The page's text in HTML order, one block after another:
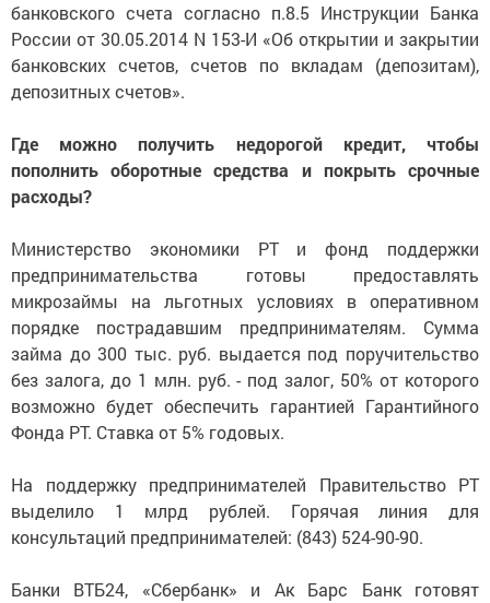
банковского счета согласно п.8.5 Инструкции Банка
России от 30.05.2014 N 153-И «Об открытии и закрытии
банковских счетов, счетов по вкладам (депозитам),
депозитных счетов».
Где можно получить недорогой кредит, чтобы
пополнить оборотные средства и покрыть срочные
расходы?
Министерство экономики РТ и фонд поддержки
предпринимательства готовы предоставлять
микрозаймы на льготных условиях в оперативном
порядке пострадавшим предпринимателям. Сумма
займа до 300 тыс. руб. выдается под поручительство
без залога, до 1 млн. руб. - под залог, 50% от которого
возможно будет обеспечить гарантией Гарантийного
Фонда РТ. Ставка от 5% годовых.
На поддержку предпринимателей Правительство РТ
выделило 1 млрд рублей. Горячая линия для
консультаций предпринимателей: (843) 524-90-90.
Банки ВТБ24, «Сбербанк» и Ак Барс Банк готовят